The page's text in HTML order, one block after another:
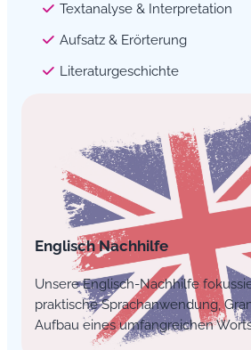
Textanalyse & Interpretation
Aufsatz & Erörterung
Literaturgeschichte
Englisch Nachhilfe
Unsere Englisch-Nachhilfe
praktische Sprachanwendung,
Aufbau eines umfangreichen